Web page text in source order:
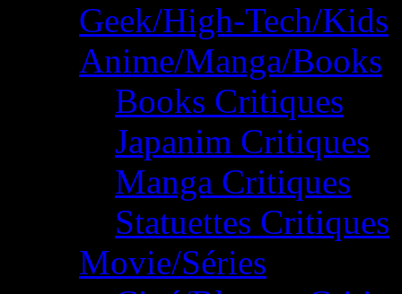
Geek/High-Tech/Kids
Anime/Manga/Books
Books Critiques
Japanim Critiques
Manga Critiques
Statuettes Critiques
Movie/Séries